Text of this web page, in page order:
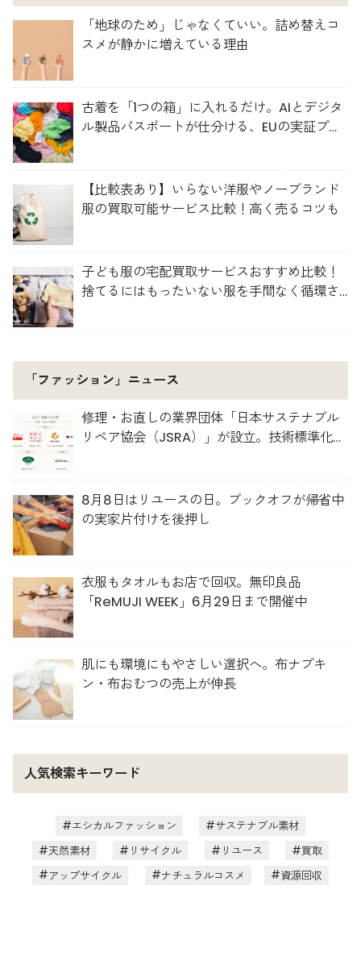
「地球のため」じゃなくていい。詰め替えコ
スメが静かに増えている理由
古着を「1つの箱」に入れるだけ。AIとデジタ
ル製品パスポートが仕分ける、EUの実証プロ
【比較表あり】いらない洋服やノーブランド
服の買取可能サービス比較！高く売るコツも
子ども服の宅配買取サービスおすすめ比較！
捨てるにはもったいない服を手間なく循環さ
「ファッション」ニュース
修理・お直しの業界団体「日本サステナブル
リペア協会（JSRA）」が設立。技術標準化や
8月8日はリユースの日。ブックオフが帰省中
の実家片付けを後押し
衣服もタオルもお店で回収。無印良品
「ReMUJI WEEK」6月29日まで開催中
肌にも環境にもやさしい選択へ。布ナプキ
ン・布おむつの売上が伸長
人気検索キーワード
エシカルファッション
サステナブル素材
天然素材
リサイクル リユース
買取
アップサイクル
ナチュラルコスメ 資源回収